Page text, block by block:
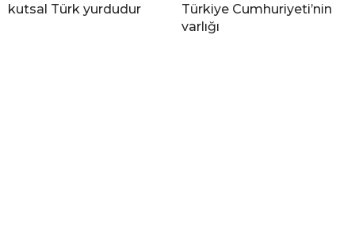
kutsal Türk yurdudur
Türkiye Cumhuriyeti’nin
varlığı